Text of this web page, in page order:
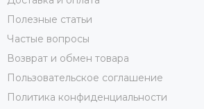
Полезные статьи
Частые вопросы
Возврат и обмен товара
Пользовательское соглашение
Политика конфиденциальности